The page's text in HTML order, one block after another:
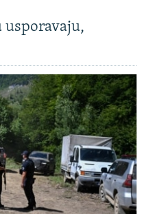
usporavaju,